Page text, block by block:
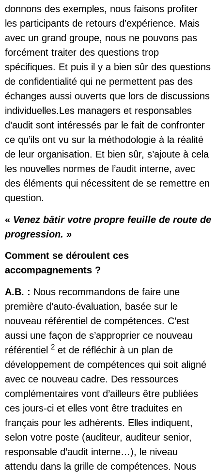
donnons des exemples, nous faisons profiter
les participants de retours d’expérience. Mais
avec un grand groupe, nous ne pouvons pas
forcément traiter des questions trop
spécifiques. Et puis il y a bien sûr des questions
de confidentialité qui ne permettent pas des
échanges aussi ouverts que lors de discussions
individuelles.Les managers et responsables
d’audit sont intéressés par le fait de confronter
ce qu’ils ont vu sur la méthodologie à la réalité
de leur organisation. Et bien sûr, s’ajoute à cela
les nouvelles normes de l’audit interne, avec
des éléments qui nécessitent de se remettre en
question.
« Venez bâtir votre propre feuille de route de
progression. »
Comment se déroulent ces
accompagnements ?
A.B. : Nous recommandons de faire une
première d’auto-évaluation, basée sur le
nouveau référentiel de compétences. C’est
aussi une façon de s’approprier ce nouveau
référentiel 2 et de réfléchir à un plan de
développement de compétences qui soit aligné
avec ce nouveau cadre. Des ressources
complémentaires vont d’ailleurs être publiées
ces jours-ci et elles vont être traduites en
français pour les adhérents. Elles indiquent,
selon votre poste (auditeur, auditeur senior,
responsable d’audit interne…), le niveau
attendu dans la grille de compétences. Nous